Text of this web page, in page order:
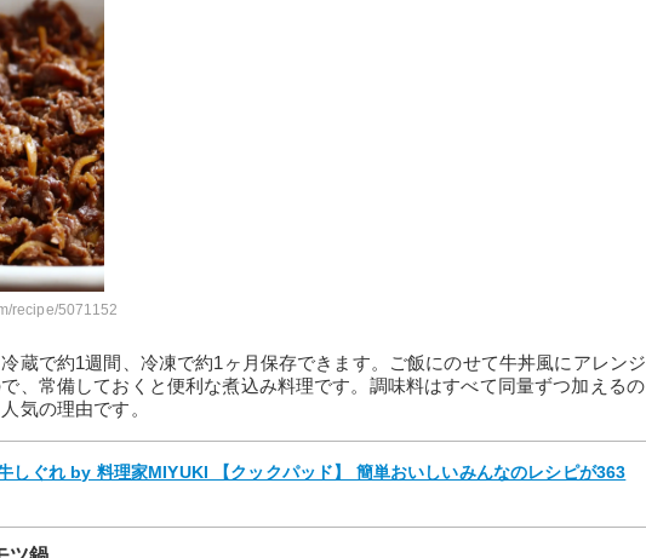
recipe/5071152
蔵で約1週間、冷凍で約1ヶ月保存できます。ご飯にのせて牛丼風にアレンジ
、常備しておくと便利な煮込み料理です。調味料はすべて同量ずつ加えるの
気の理由です。
しぐれ by 料理家MIYUKI 【クックパッド】 簡単おいしいみんなのレシピが363